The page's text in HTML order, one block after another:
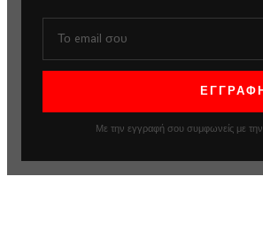
Με την εγγραφή σου συμφωνείς με την